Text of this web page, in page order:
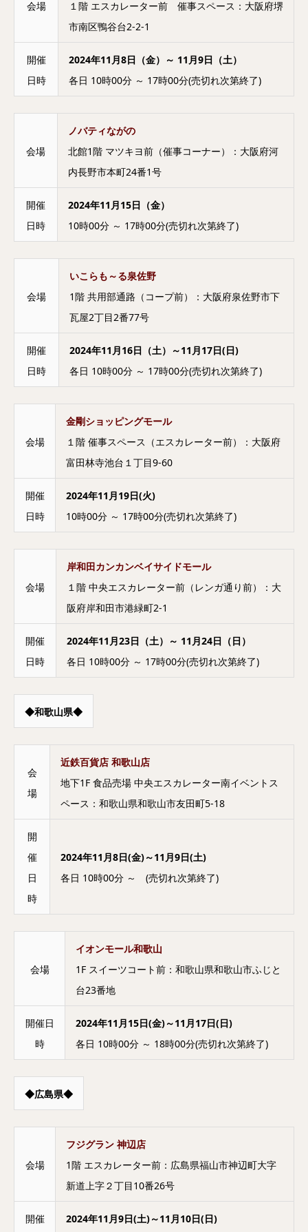
会場
１階 エスカレーター前 催事スペース：大阪府堺
市南区鴨谷台2-2-1
開催
日時
2024年11月8日（金）～ 11月9日（土）
各日 10時00分 ～ 17時00分(売切れ次第終了)
会場
ノバティながの
北館1階 マツキヨ前（催事コーナー）：大阪府河
内長野市本町24番1号
開催
日時
2024年11月15日（金）
10時00分 ～ 17時00分(売切れ次第終了)
会場
いこらも～る泉佐野
1階 共用部通路（コープ前）：大阪府泉佐野市下
瓦屋2丁目2番77号
開催
日時
2024年11月16日（土）～11月17日(日)
各日 10時00分 ～ 17時00分(売切れ次第終了)
会場
金剛ショッピングモール
１階 催事スペース（エスカレーター前）：大阪府
富田林寺池台１丁目9-60
開催
日時
2024年11月19日(火)
10時00分 ～ 17時00分(売切れ次第終了)
会場
岸和田カンカンベイサイドモール
１階 中央エスカレーター前（レンガ通り前）：大
阪府岸和田市港緑町2-1
開催
日時
2024年11月23日（土）～ 11月24日（日）
各日 10時00分 ～ 17時00分(売切れ次第終了)
◆和歌山県◆
会
場
近鉄百貨店 和歌山店
地下1F 食品売場 中央エスカレーター南イベントス
ペース：和歌山県和歌山市友田町5-18
開
催
日
時
2024年11月8日(金)～11月9日(土)
各日 10時00分 ～ (売切れ次第終了)
会場
イオンモール和歌山
1F スイーツコート前：和歌山県和歌山市ふじと
台23番地
開催日
時
2024年11月15日(金)～11月17日(日)
各日 10時00分 ～ 18時00分(売切れ次第終了)
◆広島県◆
会場
フジグラン 神辺店
1階 エスカレーター前：広島県福山市神辺町大字
新道上字２丁目10番26号
開催
2024年11月9日(土)～11月10日(日)